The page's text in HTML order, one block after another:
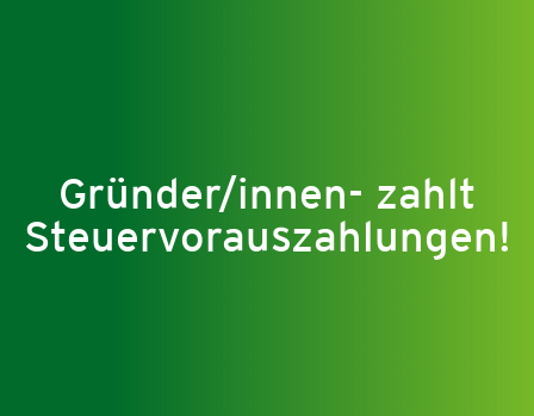
Gründer/innen- zahlt
Steuervorauszahlungen!